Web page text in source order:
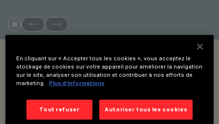
VOIR LES CODES DES PRODUITS
Overview
En cliquant sur « Accepter tous les cookies », vous acceptez le
stockage de cookies sur votre appareil pour améliorer la navigation
sur le site, analyser son utilisation et contribuer à nos efforts de
marketing.
Plus d’informations
Tout refuser Autoriser tous les cookies